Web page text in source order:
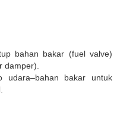
bahan bakar (fuel valve)
damper).
udara–bahan bakar untuk